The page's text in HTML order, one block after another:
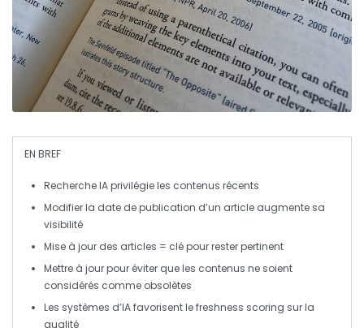
EN BREF
Recherche IAprivilégie les contenus récents
Modifier la date de publication d’un article augmente sa
visibilité
Mise à jour des articles = clé pour rester pertinent
Mettre à jour pour éviter que les contenus ne soient
considérés comme obsolètes
Les systèmes d’IA favorisent lefreshness scoring sur la
qualité